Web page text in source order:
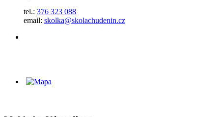
tel.: 376 323 088
email: skolka@skolachudenin.cz